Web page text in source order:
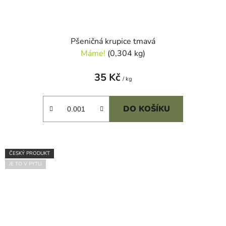
Pšeničná krupice tmavá
Máme! (0,304 kg)
35 Kč / kg
DO KOŠÍKU
ČESKÝ PRODUKT
JE TO V PYTLI